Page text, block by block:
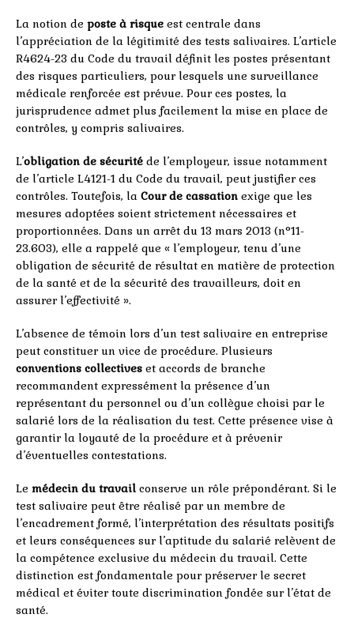
La notion de poste à risque est centrale dans
l’appréciation de la légitimité des tests salivaires. L’article
R4624-23 du Code du travail définit les postes présentant
des risques particuliers, pour lesquels une surveillance
médicale renforcée est prévue. Pour ces postes, la
jurisprudence admet plus facilement la mise en place de
contrôles, y compris salivaires.
L’obligation de sécurité de l’employeur, issue notamment
de l’article L4121-1 du Code du travail, peut justifier ces
contrôles. Toutefois, la Cour de cassation exige que les
mesures adoptées soient strictement nécessaires et
proportionnées. Dans un arrêt du 13 mars 2013 (n°11-
23.603), elle a rappelé que « l’employeur, tenu d’une
obligation de sécurité de résultat en matière de protection
de la santé et de la sécurité des travailleurs, doit en
assurer l’effectivité ».
L’absence de témoin lors d’un test salivaire en entreprise
peut constituer un vice de procédure. Plusieurs
conventions collectives et accords de branche
recommandent expressément la présence d’un
représentant du personnel ou d’un collègue choisi par le
salarié lors de la réalisation du test. Cette présence vise à
garantir la loyauté de la procédure et à prévenir
d’éventuelles contestations.
Le médecin du travail conserve un rôle prépondérant. Si le
test salivaire peut être réalisé par un membre de
l’encadrement formé, l’interprétation des résultats positifs
et leurs conséquences sur l’aptitude du salarié relèvent de
la compétence exclusive du médecin du travail. Cette
distinction est fondamentale pour préserver le secret
médical et éviter toute discrimination fondée sur l’état de
santé.